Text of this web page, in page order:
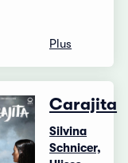
Plus
Carajita
Silvina
Schnicer,